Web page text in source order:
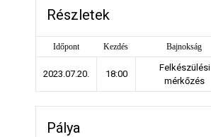
Részletek
Időpont Kezdés Bajnokság
2023.07.20. 18:00
Felkészülési
mérkőzés
Pálya